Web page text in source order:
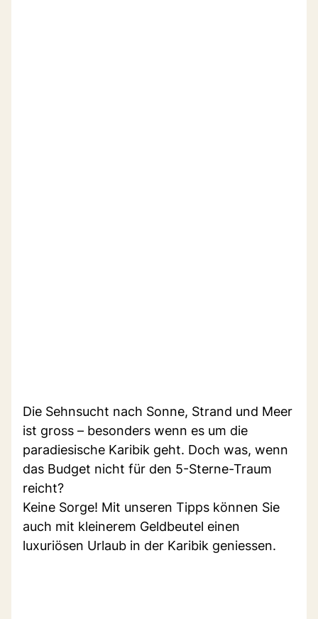
Die Sehnsucht nach Sonne, Strand und Meer
ist gross – besonders wenn es um die
paradiesische Karibik geht. Doch was, wenn
das Budget nicht für den 5-Sterne-Traum
reicht?
Keine Sorge! Mit unseren Tipps können Sie
auch mit kleinerem Geldbeutel einen
luxuriösen Urlaub in der Karibik geniessen.